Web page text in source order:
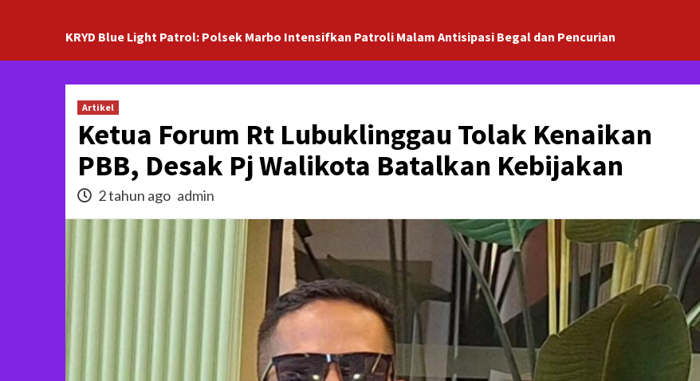
KRYD Blue Light Patrol: Polsek Marbo Intensifkan Patroli Malam Antisipasi Begal dan Pencurian
Artikel
Ketua Forum Rt Lubuklinggau Tolak Kenaikan
PBB, Desak Pj Walikota Batalkan Kebijakan
2 tahun ago admin